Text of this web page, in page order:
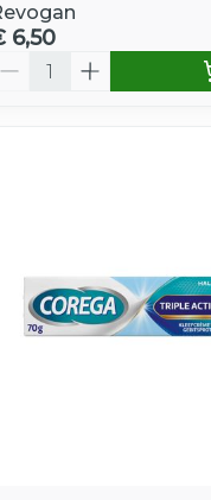
6,50
Aantal